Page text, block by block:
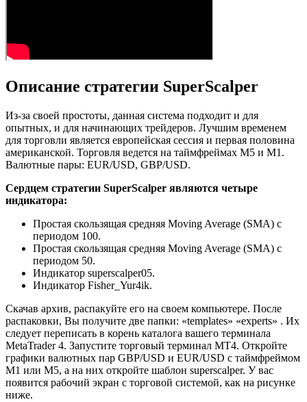
Описание стратегии SuperScalper
Из-за своей простоты, данная система подходит и для
опытных, и для начинающих трейдеров. Лучшим временем
для торговли является европейская сессия и первая половина
американской. Торговля ведется на таймфреймах M5 и M1.
Валютные пары: EUR/USD, GBP/USD.
Сердцем стратегии SuperScalper являются четыре
индикатора:
Простая скользящая средняя Moving Average (SMA) с
периодом 100.
Простая скользящая средняя Moving Average (SMA) с
периодом 50.
Индикатор superscalper05.
Индикатор Fisher_Yur4ik.
Скачав архив, распакуйте его на своем компьютере. После
распаковки, Вы получите две папки: «templates» «experts» . Их
следует переписать в корень каталога вашего терминала
MetaTrader 4. Запустите торговый терминал MT4. Откройте
графики валютных пар GBP/USD и EUR/USD с таймфреймом
M1 или M5, а на них откройте шаблон superscalper. У вас
появится рабочий экран с торговой системой, как на рисунке
ниже.